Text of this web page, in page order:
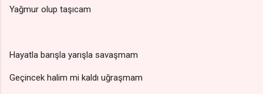
Yağmur olup taşıcam
Hayatla barışla yarışla savaşmam
Geçincek halim mi kaldı uğraşmam